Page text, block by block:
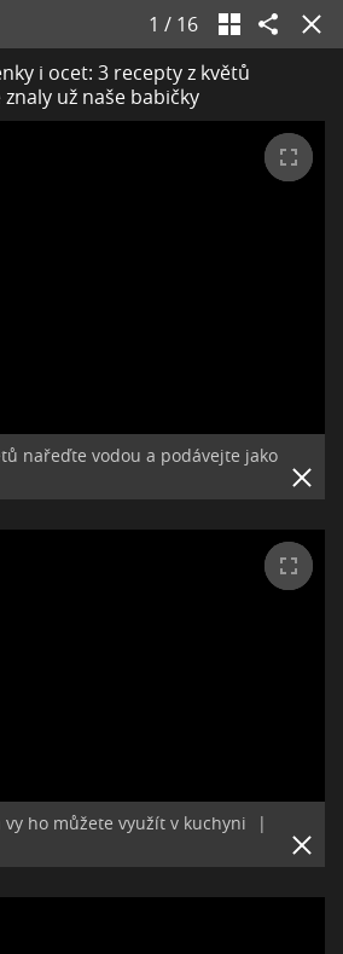
1 / 16
i ocet: 3 recepty z květů
už naše babičky
nařeďte vodou a podávejte jako
ho můžete využít v kuchyni
|